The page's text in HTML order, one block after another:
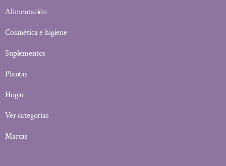
Alimentación
Cosmética e higiene
Suplementos
Plantas
Hogar
Ver categorías
Marcas